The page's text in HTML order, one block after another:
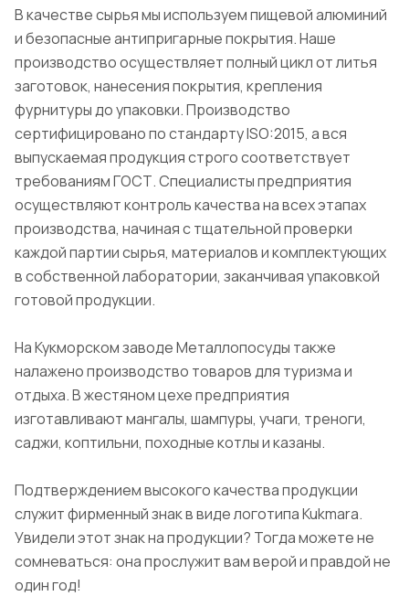
В качестве сырья мы используем пищевой алюминий
и безопасные антипригарные покрытия. Наше
производство осуществляет полный цикл от литья
заготовок, нанесения покрытия, крепления
фурнитуры до упаковки. Производство
сертифицировано по стандарту ISO:2015, а вся
выпускаемая продукция строго соответствует
требованиям ГОСТ. Специалисты предприятия
осуществляют контроль качества на всех этапах
производства, начиная с тщательной проверки
каждой партии сырья, материалов и комплектующих
в собственной лаборатории, заканчивая упаковкой
готовой продукции.
На Кукморском заводе Металлопосуды также
налажено производство товаров для туризма и
отдыха. В жестяном цехе предприятия
изготавливают мангалы, шампуры, учаги, треноги,
саджи, коптильни, походные котлы и казаны.
Подтверждением высокого качества продукции
служит фирменный знак в виде логотипа Kukmara.
Увидели этот знак на продукции? Тогда можете не
сомневаться: она прослужит вам верой и правдой не
один год!